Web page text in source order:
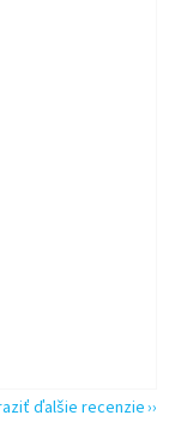
ďalšie recenzie